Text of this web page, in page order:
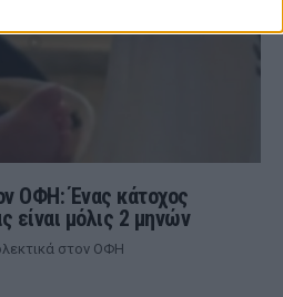
ΟΦΗ: Ένας κάτοχος
είναι μόλις 2 μηνών
στον ΟΦΗ